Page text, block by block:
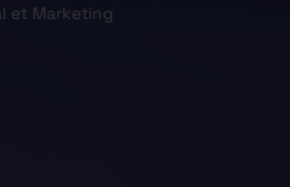
et Marketing